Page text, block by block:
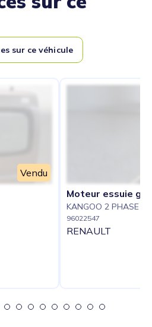
sur ce véhicule
Vendu
Moteur essuie
KANGOO 2 PHASE 1
96022547
RENAULT